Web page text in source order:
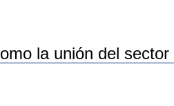
la unión del